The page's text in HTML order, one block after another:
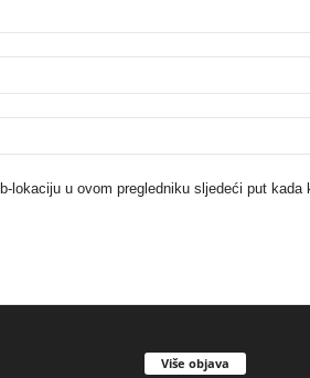
lokaciju u ovom pregledniku sljedeći put kada
Više objava